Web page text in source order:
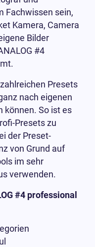
Fachwissen sein,
Kamera, Camera
Bilder
#4
Presets
nach eigenen
können. So ist es
Presets zu
der Preset-
von Grund auf
im sehr
verwenden.
#4 professional